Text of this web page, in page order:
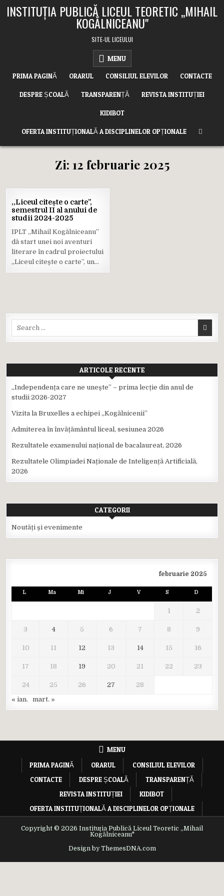
INSTITUȚIA PUBLICĂ LICEUL TEORETIC ,,MIHAIL
KOGĂLNICEANU"
SITE-UL LICEULUI
MENU
PRIMA PAGINĂ ORARUL CONSILIUL ELEVILOR CONTACTE
DESPRE ȘCOALĂ TRANSPARENȚĂ REVISTA INSTITUȚIEI
KIDIBOT
OFERTA INSTITUȚIONALĂ A DISCIPLINELOR OPȚIONALE
Zi: 12 februarie 2025
12
FEB.
2025
in
,,Liceul citește o carte”,
semestrul II al anului de
studii 2024-2025
IPLT „Mihail Kogălniceanu”
dă start unei noi aventuri
literare în cadrul proiectului
„Liceul citește o carte”, un…
ARTICOLE RECENTE
,,Independența care ne unește” – prima lecție din anul de
studii 2026-2027
Vizita la Bruxelles a echipei ,,Kogălnicenii”
Admiterea în învățământul liceal, sesiunea 2026
Rezultatele examenului național de bacalaureat, 2026
Rezultatele Olimpiadei Naționale de Inteligență Artificială,
2026
CATEGORII
Noutăți și evenimente
februarie 2025
L Ma Mi J V S D
1 2
3 4 5 6 7 8 9
10 11 12 13 14 15 16
17 18 19 20 21 22 23
24 25 26 27
28
« ian.
mart. »
MENU
PRIMA PAGINĂ
ORARUL
CONSILIUL ELEVILOR
CONTACTE
DESPRE ȘCOALĂ
TRANSPARENȚĂ
REVISTA INSTITUȚIEI
KIDIBOT
OFERTA INSTITUȚIONALĂ A DISCIPLINELOR OPȚIONALE
Copyright © 2026 Instituția Publică Liceul Teoretic ,,Mihail
Kogălniceanu"
Design by ThemesDNA.com